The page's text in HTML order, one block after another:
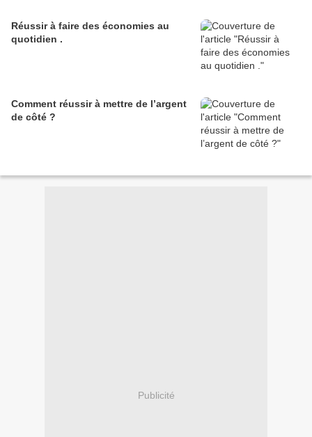
Réussir à faire des économies au
quotidien .
Comment réussir à mettre de l’argent
de côté ?
Publicité